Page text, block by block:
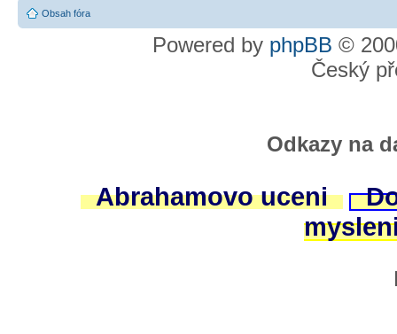
Obsah fóra
Powered by phpBB ©
Český
Odkazy na
Abrahamovo uceni